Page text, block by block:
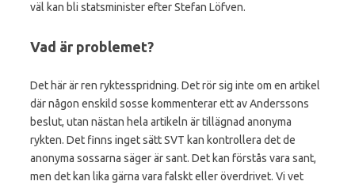
väl kan bli statsminister efter Stefan Löfven.
Vad är problemet?
Det här är ren ryktesspridning. Det rör sig inte om en artikel
där någon enskild sosse kommenterar ett av Anderssons
beslut, utan nästan hela artikeln är tillägnad anonyma
rykten. Det finns inget sätt SVT kan kontrollera det de
anonyma sossarna säger är sant. Det kan förstås vara sant,
men det kan lika gärna vara falskt eller överdrivet. Vi vet